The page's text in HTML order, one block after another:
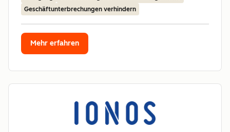
Geschäftunterbrechungen verhindern
Mehr erfahren